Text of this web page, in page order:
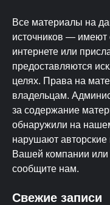
Все материалы на
источников — имеют
интернете или
предоставляются
целях. Права на
владельцам.
за содержание
обнаружили на
нарушают
Вашей компании или
сообщите нам.
Свежие записи